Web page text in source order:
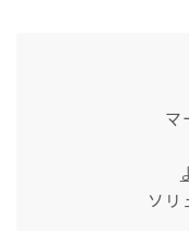
マ
ソリ